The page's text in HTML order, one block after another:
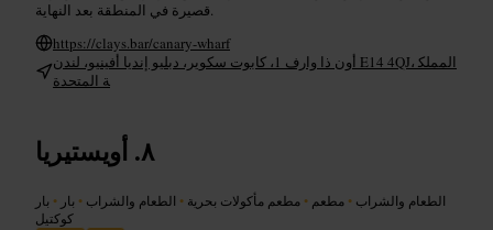
قصيرة في المنطقة بعد النهاية.
https://clays.bar/canary-wharf
أون ذا وارف 1، كابوت سكوير، دبليو إنديا أفينيو، لندن E14 4QJ، المملك
ة المتحدة
أويستيريا
الطعام والشراب • مطعم • مطعم مأكولات بحرية • الطعام والشراب • بار • بار
كوكتيل